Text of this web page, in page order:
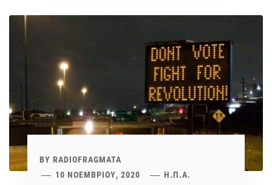
BY RADIOFRAGMATA
10 ΝΟΕΜΒΡΊΟΥ, 2020
Η.Π.Α.